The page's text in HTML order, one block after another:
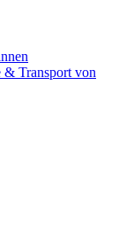
& Transport von